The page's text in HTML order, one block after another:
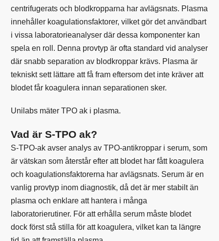
centrifugerats och blodkropparna har avlägsnats. Plasma
innehåller koagulationsfaktorer, vilket gör det användbart
i vissa laboratorieanalyser där dessa komponenter kan
spela en roll. Denna provtyp är ofta standard vid analyser
där snabb separation av blodkroppar krävs. Plasma är
tekniskt sett lättare att få fram eftersom det inte kräver att
blodet får koagulera innan separationen sker.
Unilabs mäter TPO ak i plasma.
Vad är S-TPO ak?
S-TPO-ak avser analys av TPO-antikroppar i serum, som
är vätskan som återstår efter att blodet har fått koagulera
och koagulationsfaktorerna har avlägsnats. Serum är en
vanlig provtyp inom diagnostik, då det är mer stabilt än
plasma och enklare att hantera i många
laboratorierutiner. För att erhålla serum måste blodet
dock först stå stilla för att koagulera, vilket kan ta längre